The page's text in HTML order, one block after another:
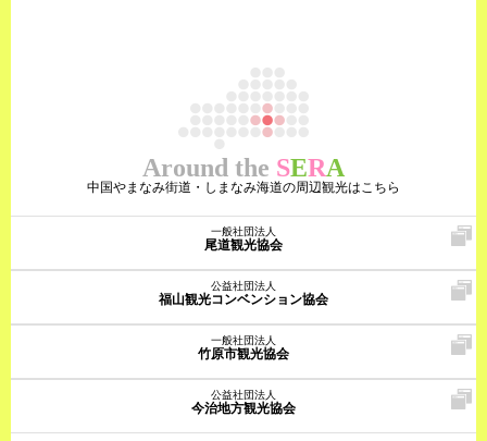
Around the SERA
中国やまなみ街道・しまなみ海道の周辺観光はこちら
一般社団法人
尾道観光協会
公益社団法人
福山観光コンベンション協会
一般社団法人
竹原市観光協会
公益社団法人
今治地方観光協会